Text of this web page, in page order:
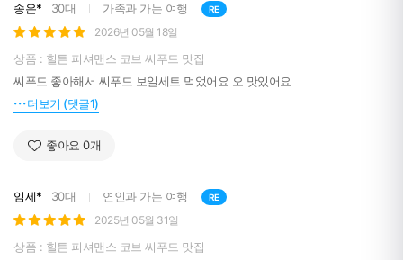
송은* 30대 가족과 가는 여행 RE
2026년 05월 18일
상품 : 힐튼 피셔맨스 코브 씨푸드 맛집
씨푸드 좋아해서 씨푸드 보일세트 먹었어요 오 맛있어요
더보기 (댓글1)
좋아요 0개
임세* 30대 연인과 가는 여행 RE
2025년 05월 31일
상품 : 힐튼 피셔맨스 코브 씨푸드 맛집